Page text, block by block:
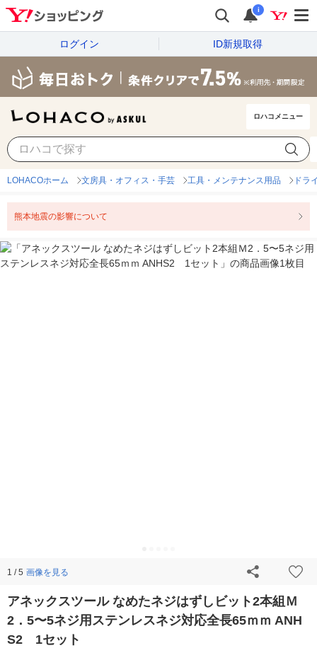
i
ログイン ID新規取得
ロハコメニュー
LOHACOホーム 文房具・オフィス・手芸 工具・メンテナンス用品 ドラ
熊本地震の影響について
1 / 5 画像を見る
アネックスツール なめたネジはずしビット2本組Ｍ
2．5〜5ネジ用ステンレスネジ対応全長65ｍｍ ANH
S2 1セット